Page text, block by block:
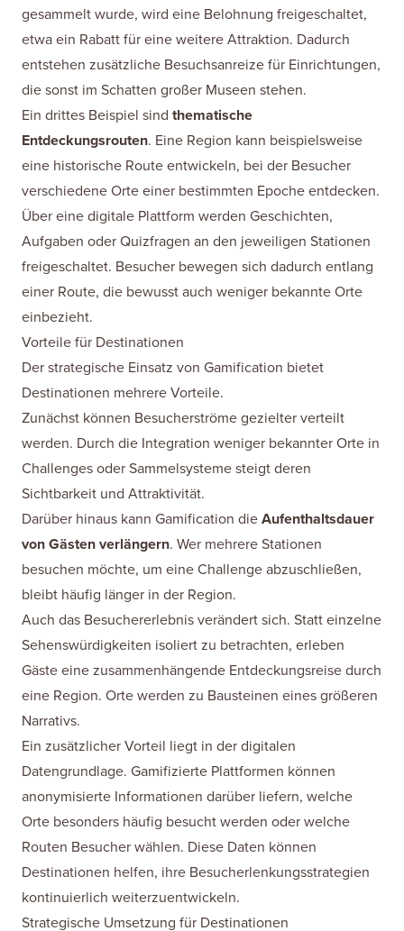
gesammelt wurde, wird eine Belohnung freigeschaltet,
etwa ein Rabatt für eine weitere Attraktion. Dadurch
entstehen zusätzliche Besuchsanreize für Einrichtungen,
die sonst im Schatten großer Museen stehen.
Ein drittes Beispiel sind thematische
Entdeckungsrouten. Eine Region kann beispielsweise
eine historische Route entwickeln, bei der Besucher
verschiedene Orte einer bestimmten Epoche entdecken.
Über eine digitale Plattform werden Geschichten,
Aufgaben oder Quizfragen an den jeweiligen Stationen
freigeschaltet. Besucher bewegen sich dadurch entlang
einer Route, die bewusst auch weniger bekannte Orte
einbezieht.
Vorteile für Destinationen
Der strategische Einsatz von Gamification bietet
Destinationen mehrere Vorteile.
Zunächst können Besucherströme gezielter verteilt
werden. Durch die Integration weniger bekannter Orte in
Challenges oder Sammelsysteme steigt deren
Sichtbarkeit und Attraktivität.
Darüber hinaus kann Gamification die Aufenthaltsdauer
von Gästen verlängern. Wer mehrere Stationen
besuchen möchte, um eine Challenge abzuschließen,
bleibt häufig länger in der Region.
Auch das Besuchererlebnis verändert sich. Statt einzelne
Sehenswürdigkeiten isoliert zu betrachten, erleben
Gäste eine zusammenhängende Entdeckungsreise durch
eine Region. Orte werden zu Bausteinen eines größeren
Narrativs.
Ein zusätzlicher Vorteil liegt in der digitalen
Datengrundlage. Gamifizierte Plattformen können
anonymisierte Informationen darüber liefern, welche
Orte besonders häufig besucht werden oder welche
Routen Besucher wählen. Diese Daten können
Destinationen helfen, ihre Besucherlenkungsstrategien
kontinuierlich weiterzuentwickeln.
Strategische Umsetzung für Destinationen